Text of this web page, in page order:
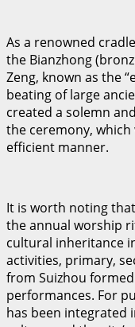
As a renowned
the Bianzhong
Zeng, known as the
beating of large
created a solemn
the ceremony, which
efficient manner.
It is worth noting
the annual worship
cultural inheritance
activities, primary,
from Suizhou
performances. For
has been integrated